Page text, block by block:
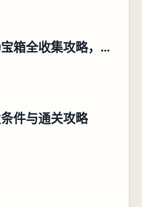
明日方舟终末地阿伯莉采石场宝箱全收集攻略，全点位分布图与路线
件与通关攻略